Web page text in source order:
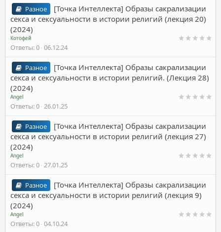
Разное
[Точка Интеллекта] Образы сакрализации
секса и сексуальности в истории религий (лекция 20)
(2024)
Котофей
Ответы 0 06.12.24
Разное
[Точка Интеллекта] Образы сакрализации
секса и сексуальности в истории религий. (Лекция 28)
(2024)
Angel
Ответы 0 26.01.25
Разное
[Точка Интеллекта] Образы сакрализации
секса и сексуальности в истории религий (лекция 27)
(2024)
Angel
Ответы 0 27.01.25
Разное
[Точка Интеллекта] Образы сакрализации
секса и сексуальности в истории религий (лекция 9)
(2024)
Angel
Ответы 0 04.10.24